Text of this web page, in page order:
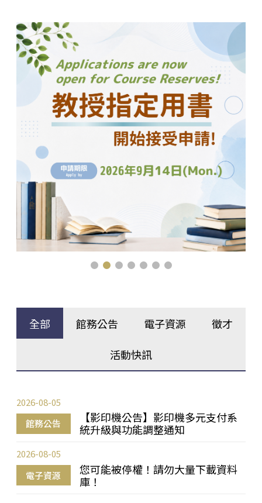
全部 館務公告 電子資源 徵才
活動快訊
館務公告
【影印機公告】影印機多元支付系
統升級與功能調整通知
2026-08-05
電子資源
您可能被停權！請勿大量下載資料
庫！
2026-08-05